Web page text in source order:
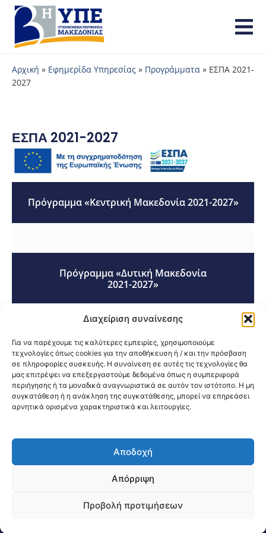
Διαχείριση συναίνεσης
Για να παρέχουμε τις καλύτερες εμπειρίες, χρησιμοποιούμε
τεχνολογίες όπως cookies για την αποθήκευση ή / και την πρόσβαση
σε πληροφορίες συσκευής. Η συναίνεση σε αυτές τις τεχνολογίες θα
μας επιτρέψει να επεξεργαστούμε δεδομένα όπως η συμπεριφορά
περιήγησης ή τα μοναδικά αναγνωριστικά σε αυτόν τον ιστότοπο. Η μη
συγκατάθεση ή η ανάκληση της συγκατάθεσης, μπορεί να επηρεάσει
αρνητικά ορισμένα χαρακτηριστικά και λειτουργίες.
Αποδοχή
Απόρριψη
Προβολή προτιμήσεων
Αρχική » Εφημερίδα Υπηρεσίας » Προγράμματα » ΕΣΠΑ 2021-
2027
ΕΣΠΑ 2021-2027
Πρόγραμμα «Κεντρική Μακεδονία 2021-2027»
Πρόγραμμα «Δυτική Μακεδονία
2021-2027»
Κοινοποίηση:
@2026 3ype.gr All rights reserved
Θεσσαλονίκη, ΕλλάδαΤηλ: +30 2311 226 200
04288 Website Visits: 1603397